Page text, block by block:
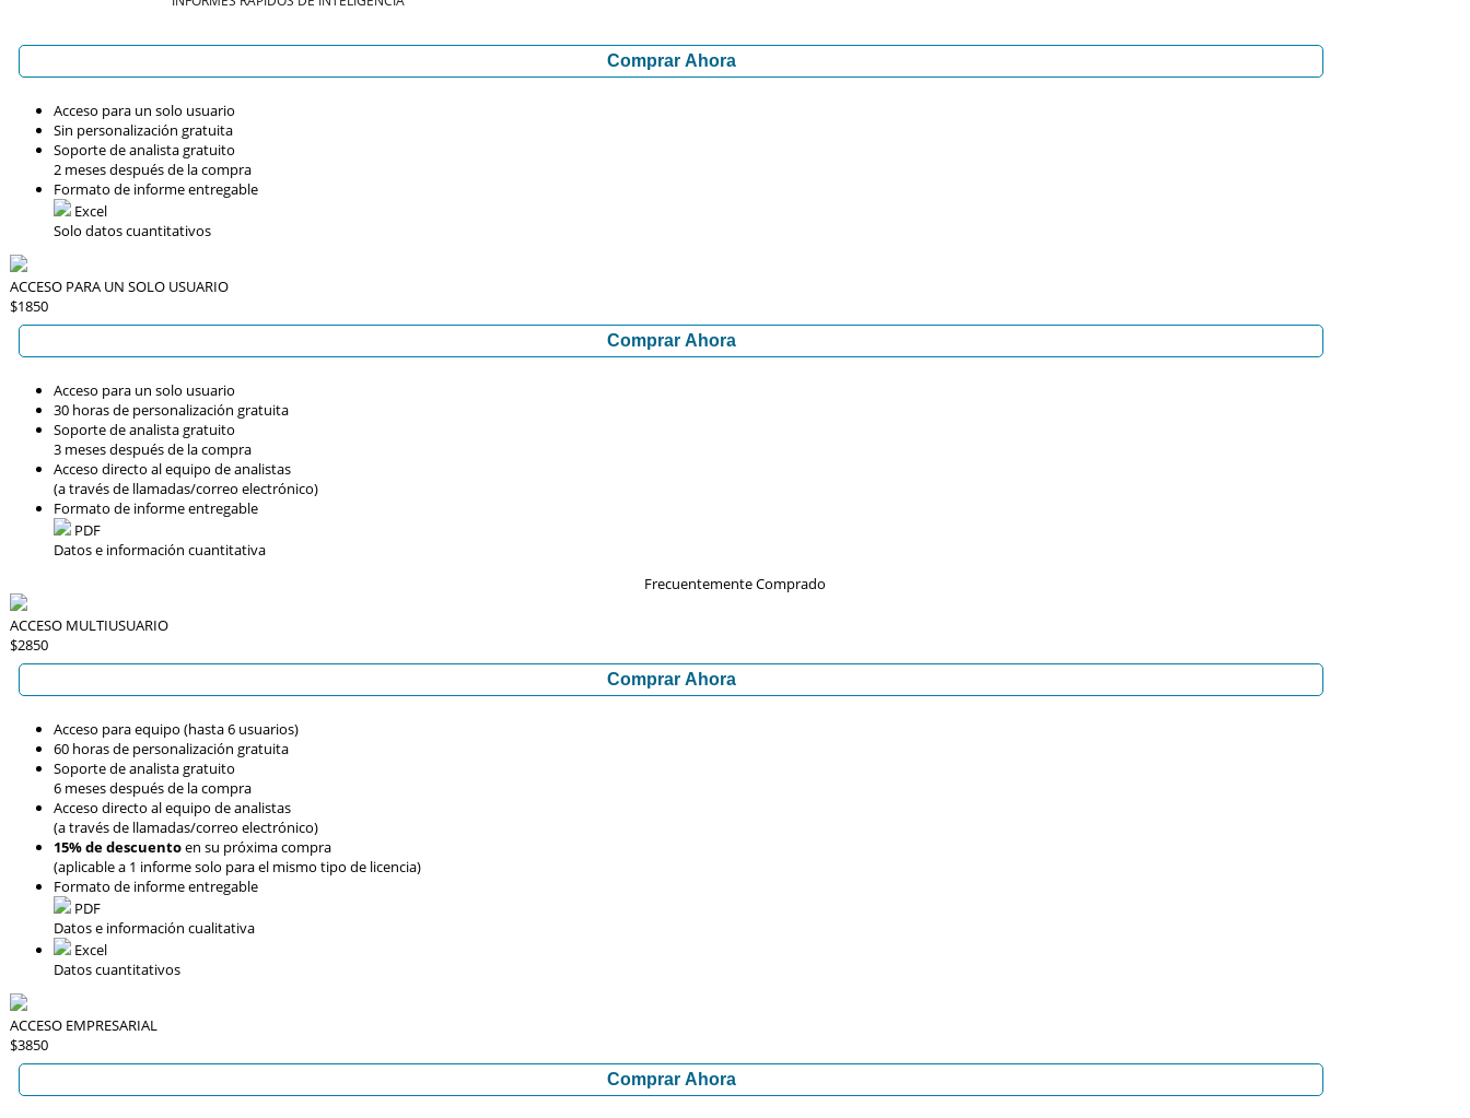
Comprar Ahora
Acceso para un solo usuario
Sin personalización gratuita
Soporte de analista gratuito
2 meses después de la compra
Formato de informe entregable
Excel
Solo datos cuantitativos
ACCESO PARA UN SOLO USUARIO
$1850
Comprar Ahora
Acceso para un solo usuario
30 horas de personalización gratuita
Soporte de analista gratuito
3 meses después de la compra
Acceso directo al equipo de analistas
(a través de llamadas/correo electrónico)
Formato de informe entregable
PDF
Datos e información cuantitativa
Frecuentemente Comprado
ACCESO MULTIUSUARIO
$2850
Comprar Ahora
Acceso para equipo (hasta 6 usuarios)
60 horas de personalización gratuita
Soporte de analista gratuito
6 meses después de la compra
Acceso directo al equipo de analistas
(a través de llamadas/correo electrónico)
15% de descuentoen su próxima compra
(aplicable a 1 informe solo para el mismo tipo de licencia)
Formato de informe entregable
PDF
Datos e información cualitativa
Excel
Datos cuantitativos
ACCESO EMPRESARIAL
$3850
Comprar Ahora